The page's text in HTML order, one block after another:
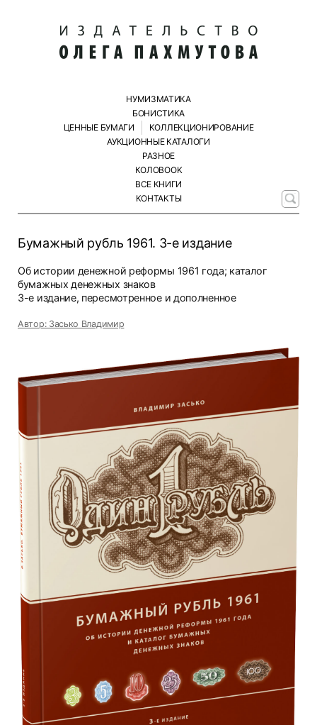
НУМИЗМАТИКА
БОНИСТИКА
ЦЕННЫЕ БУМАГИ
КОЛЛЕКЦИОНИРОВАНИЕ
АУКЦИОННЫЕ КАТАЛОГИ
РАЗНОЕ
КОЛОBOOK
ВСЕ КНИГИ
КОНТАКТЫ
Бумажный рубль 1961. 3-е издание
Об истории денежной реформы 1961 года; каталог
бумажных денежных знаков
3-е издание, пересмотренное и дополненное
Автор: Засько Владимир